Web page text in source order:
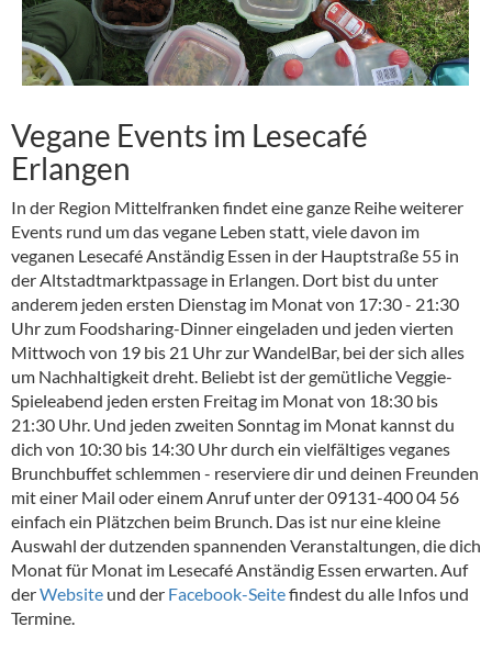
Vegane Events im Lesecafé
Erlangen
In der Region Mittelfranken findet eine ganze Reihe weiterer
Events rund um das vegane Leben statt, viele davon im
veganen Lesecafé Anständig Essen in der Hauptstraße 55 in
der Altstadtmarktpassage in Erlangen. Dort bist du unter
anderem jeden ersten Dienstag im Monat von 17:30 - 21:30
Uhr zum Foodsharing-Dinner eingeladen und jeden vierten
Mittwoch von 19 bis 21 Uhr zur WandelBar, bei der sich alles
um Nachhaltigkeit dreht. Beliebt ist der gemütliche Veggie-
Spieleabend jeden ersten Freitag im Monat von 18:30 bis
21:30 Uhr. Und jeden zweiten Sonntag im Monat kannst du
dich von 10:30 bis 14:30 Uhr durch ein vielfältiges veganes
Brunchbuffet schlemmen - reserviere dir und deinen Freunden
mit einer Mail oder einem Anruf unter der 09131-400 04 56
einfach ein Plätzchen beim Brunch. Das ist nur eine kleine
Auswahl der dutzenden spannenden Veranstaltungen, die dich
Monat für Monat im Lesecafé Anständig Essen erwarten. Auf
derWebsite und der Facebook-Seitefindest du alle Infos und
Termine.